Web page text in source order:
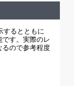
するとともに
です。実際のレ
るので参考程度